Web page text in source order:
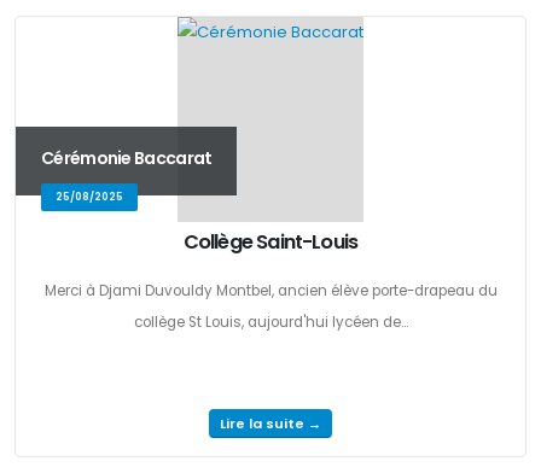
Cérémonie Baccarat
25/08/2025
Collège Saint-Louis
Merci à Djami Duvouldy Montbel, ancien élève porte-drapeau du
collège St Louis, aujourd'hui lycéen de...
Lire la suite →